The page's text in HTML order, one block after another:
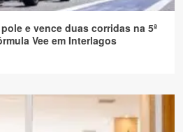
e vence duas corridas na 5ª
Vee em Interlagos